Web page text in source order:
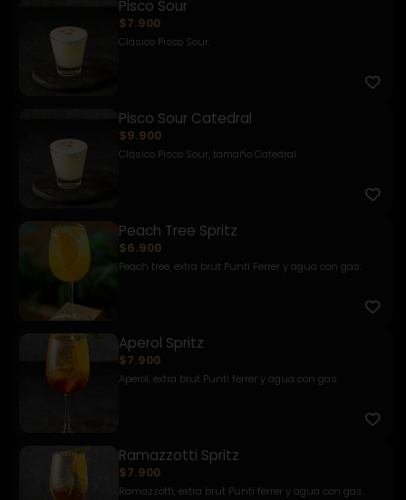
Pisco Sour
$7.900
Clásico Pisco Sour.
Pisco Sour Catedral
$9.900
Clásico Pisco Sour, tamaño Catedral
Peach Tree Spritz
$6.900
Peach tree, extra brut Punti Ferrer y agua con gas.
Aperol Spritz
$7.900
Aperol, extra brut Punti ferrer y agua con gas
Ramazzotti Spritz
$7.900
Ramazzotti, extra brut Punti ferrer y agua con gas.